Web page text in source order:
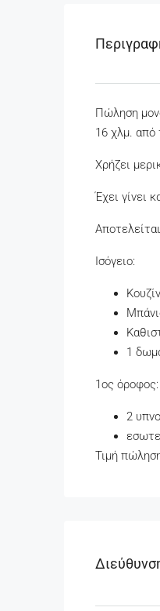
Πώληση
16 χλμ. από
Χρήζει
Έχει γίνει
Ισόγειο:
1
1ος όροφος:
2
Τιμή